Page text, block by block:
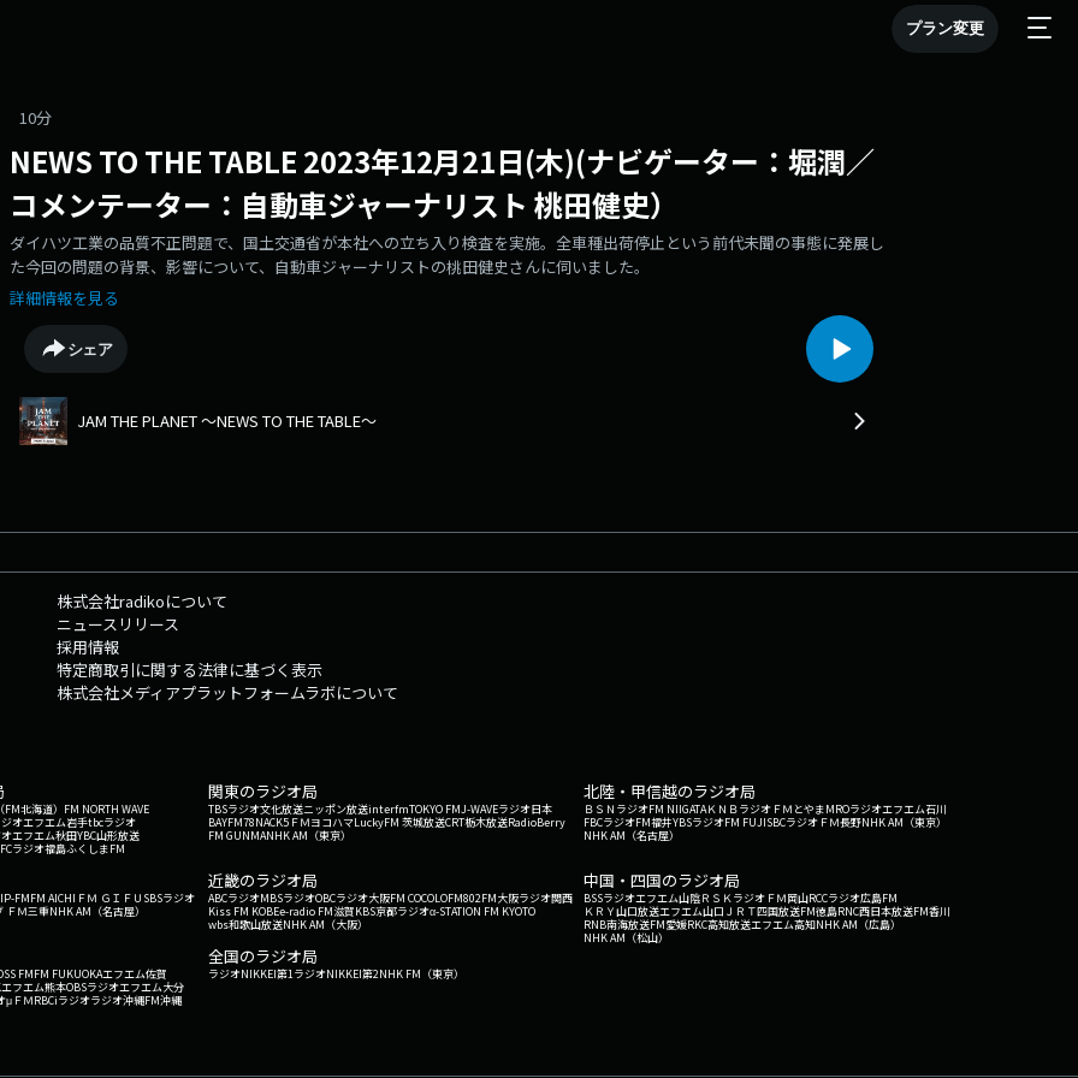
プラン変更
10分
NEWS TO THE TABLE 2023年12月21日(木)(ナビゲーター：堀潤／
コメンテーター：自動車ジャーナリスト 桃田健史）
ダイハツ工業の品質不正問題で、国土交通省が本社への立ち入り検査を実施。全車種出荷停止という前代未聞の事態に発展し
た今回の問題の背景、影響について、自動車ジャーナリストの桃田健史さんに伺いました。
詳細情報を見る
シェア
JAM THE PLANET ～NEWS TO THE TABLE～
株式会社radikoについて
ニュースリリース
採用情報
特定商取引に関する法律に基づく表示
株式会社メディアプラットフォームラボについて
北海道） FM NORTH WAVE
オエフエム岩手tbcラジオ
エフエム秋田YBC山形放送
ラジオ福島ふくしまFM
関東のラジオ局
TBSラジオ文化放送ニッポン放送interfmTOKYO FMJ-WAVEラジオ日本
BAYFM78NACK5 ＦＭヨコハマLuckyFM 茨城放送CRT栃木放送RadioBerry
FM GUNMANHK AM（東京）
北陸・甲信越のラジオ局
ＢＳＮラジオFM NIIGATAＫＮＢラジオ ＦＭとやまMROラジオエフエム石川
FBCラジオFM福井YBSラジオFM FUJISBCラジオ ＦＭ長野NHK AM（東京）
NHK AM（名古屋）
FMFM AICHI ＦＭ ＧＩＦＵ SBSラジオ
ＦＭ三重NHK AM（名古屋）
近畿のラジオ局
ABCラジオMBSラジオOBCラジオ大阪FM COCOLOFM802FM大阪ラジオ関西
Kiss FM KOBEe-radio FM滋賀KBS京都ラジオα-STATION FM KYOTO
wbs和歌山放送NHK AM（大阪）
中国・四国のラジオ局
BSSラジオエフエム山陰ＲＳＫラジオ ＦＭ岡山RCCラジオ広島FM
ＫＲＹ山口放送エフエム山口 ＪＲＴ四国放送FM徳島RNC西日本放送FM香川
RNB南海放送FM愛媛RKC高知放送エフエム高知NHK AM（広島）
NHK AM（松山）
FMFM FUKUOKAエフエム佐賀
フエム熊本OBSラジオエフエム大分
μＦＭRBCiラジオラジオ沖縄FM沖縄
全国のラジオ局
ラジオNIKKEI第1ラジオNIKKEI第2NHK FM（東京）